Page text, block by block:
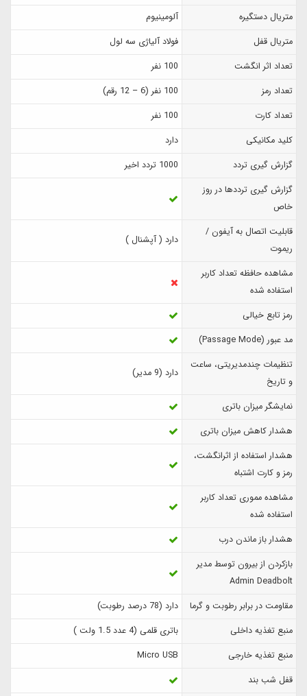
متریال دستگیره
آلومینیوم
متریال قفل
فولاد آلیاژی سه لول
تعداد اثر انگشت
100 نفر
تعداد رمز
100 نفر (6 – 12 رقم)
تعداد کارت
100 نفر
کلید مکانیکی
دارد
گزارش‌ گیری تردد
1000 تردد اخیر
گزارش گیری ترددها در روز
خاص
قابلیت اتصال به آیفون /
ریموت
دارد ( آپشنال )
مشاهده حافظه تعداد کاربر
استفاده شده
رمز تابع خیالی
مد عبور (Passage Mode)
تنظیمات چندمدیریتی، ساعت
و تاریخ
دارد (9 مدیر)
نمایشگر میزان باتری
هشدار کاهش میزان باتری
هشدار استفاده از اثرانگشت،
رمز و کارت اشتباه
مشاهده مموری تعداد کاربر
استفاده شده
هشدار باز ماندن درب
بازکردن از بیرون توسط مدیر
Admin Deadbolt
مقاومت در برابر رطوبت و گرما
دارد (78 درصد رطوبت)
منبع تغذیه داخلی
باتری قلمی (4 عدد 1.5 ولت )
منبع تغذیه خارجی
Micro USB
قفل شب بند